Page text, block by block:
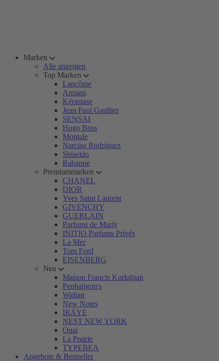
Marken
Alle anzeigen
Top Marken
Lancôme
Armani
Kérastase
Jean Paul Gaultier
SENSAI
Hugo Boss
Montale
Narciso Rodriguez
Shiseido
Rabanne
Premiummarken
CHANEL
DIOR
Yves Saint Laurent
GIVENCHY
GUERLAIN
Parfums de Marly
INITIO Parfums Privés
La Mer
Tom Ford
EISENBERG
Neu
Maison Francis Kurkdjian
Penhaligon's
Widian
New Notes
IRÄYE
NEST NEW YORK
Ouai
La Prairie
TYPEBEA
Angebote & Bestseller